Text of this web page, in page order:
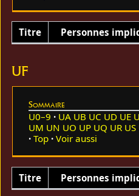
Titre Personnes
UF
Sommaire
U0–9 UA UB UC UD UE
UM UN UO UP UQ UR US
Top
Voir aussi
Titre Personnes